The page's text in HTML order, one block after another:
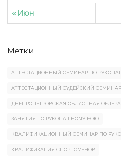
« Июн
Метки
АТТЕСТАЦИОННЫЙ СЕМИНАР ПО
АТТЕСТАЦИОННЫЙ СУДЕЙСКИЙ
ДНЕПРОПЕТРОВСКАЯ ОБЛАСТНАЯ
ЗАНЯТИЯ ПО РУКОПАШНОМУ БОЮ
КВАЛИФИКАЦИОННЫЙ СЕМИНАР ПО
КВАЛИФИКАЦИЯ СПОРТСМЕНОВ